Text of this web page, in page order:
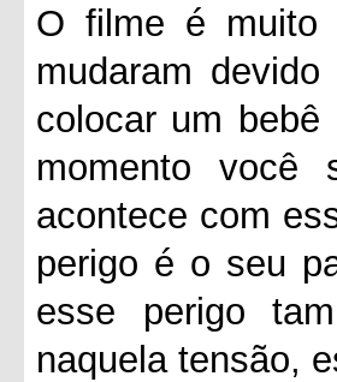
O filme é muito
mudaram
colocar um
momento
acontece com
perigo é o seu
esse perigo
naquela tensão,